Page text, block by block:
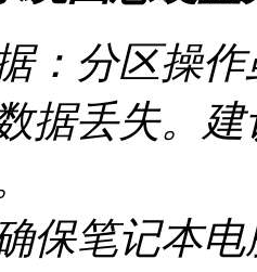
：分区操
据丢失。
保笔记本